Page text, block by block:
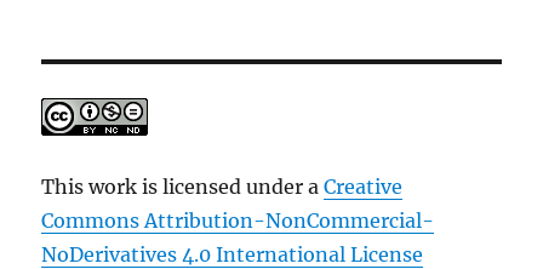
This work is licensed under aCreative
Commons Attribution-NonCommercial-
NoDerivatives 4.0 International License